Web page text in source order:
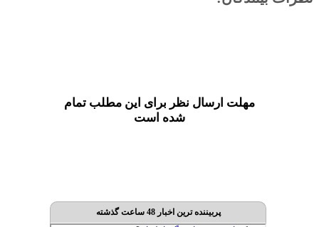
مهلت ارسال نظر برای این مطلب تمام
شده است
پربیننده ترین اخبار 48 ساعت گذشته